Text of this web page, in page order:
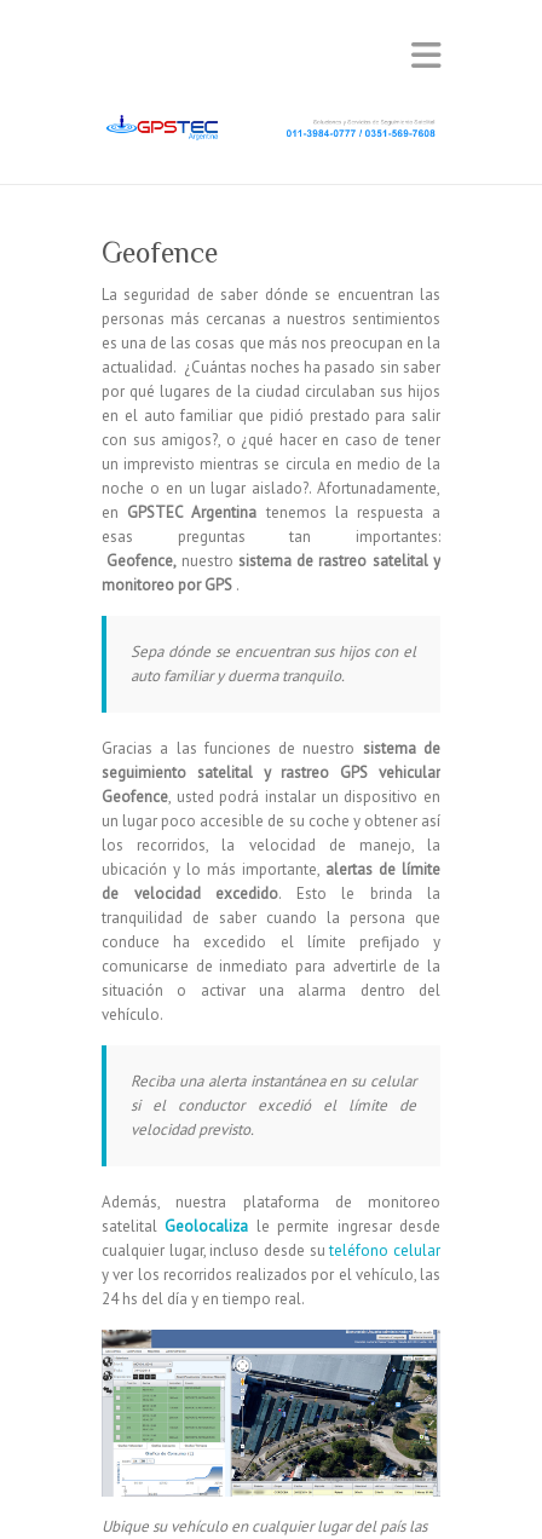
Geofence
La seguridad de saber dónde se encuentran las
personas más cercanas a nuestros sentimientos
es una de las cosas que más nos preocupan en la
actualidad. ¿Cuántas noches ha pasado sin saber
por qué lugares de la ciudad circulaban sus hijos
en el auto familiar que pidió prestado para salir
con sus amigos?, o ¿qué hacer en caso de tener
un imprevisto mientras se circula en medio de la
noche o en un lugar aislado?. Afortunadamente,
en GPSTEC Argentina tenemos la respuesta a
esas preguntas tan importantes:
Geofence, nuestro sistema de rastreo satelital y
monitoreo por GPS .
Sepa dónde se encuentran sus hijos con el
auto familiar y duerma tranquilo.
Gracias a las funciones de nuestro sistema de
seguimiento satelital y rastreo GPS vehicular
Geofence, usted podrá instalar un dispositivo en
un lugar poco accesible de su coche y obtener así
los recorridos, la velocidad de manejo, la
ubicación y lo más importante, alertas de límite
de velocidad excedido. Esto le brinda la
tranquilidad de saber cuando la persona que
conduce ha excedido el límite prefijado y
comunicarse de inmediato para advertirle de la
situación o activar una alarma dentro del
vehículo.
Reciba una alerta instantánea en su celular
si el conductor excedió el límite de
velocidad previsto.
Además, nuestra plataforma de monitoreo
satelitalGeolocaliza le permite ingresar desde
cualquier lugar, incluso desde suteléfono celular
y ver los recorridos realizados por el vehículo, las
24 hs del día y en tiempo real.
Ubique su vehículo en cualquier lugar del país las